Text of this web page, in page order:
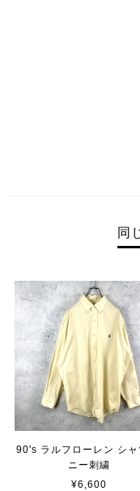
同
90's ラルフローレン シャ
ニー刺繍
¥6,600